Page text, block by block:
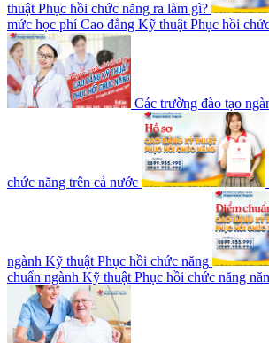
thuật Phục hồi chức năng ra làm gì?
mức học phí Cao đẳng Kỹ thuật Phục hồi
Các trường đào tạo
chức năng trên cả nước
ngành Kỹ thuật Phục hồi chức năng
chuẩn ngành Kỹ thuật Phục hồi chức năng